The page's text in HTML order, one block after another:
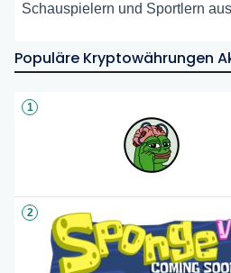
Schauspielern und Sportlern
Populäre Kryptowährungen
1
2